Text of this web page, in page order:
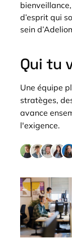
d’esprit qui
sein
Qui tu
Une équipe
stratèges,
avance
l'exigence.